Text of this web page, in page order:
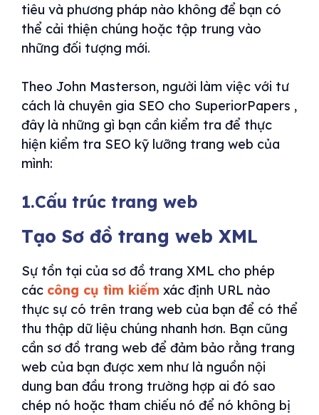
tiêu và phương pháp nào không để bạn có
thể cải thiện chúng hoặc tập trung vào
những đối tượng mới.
Theo John Masterson, người làm việc với tư
cách là chuyên gia SEO cho SuperiorPapers ,
đây là những gì bạn cần kiểm tra để thực
hiện kiểm tra SEO kỹ lưỡng trang web của
mình:
1.Cấu trúc trang web
Tạo Sơ đồ trang web XML
Sự tồn tại của sơ đồ trang XML cho phép
các công cụ tìm kiếm xác định URL nào
thực sự có trên trang web của bạn để có thể
thu thập dữ liệu chúng nhanh hơn. Bạn cũng
cần sơ đồ trang web để đảm bảo rằng trang
web của bạn được xem như là nguồn nội
dung ban đầu trong trường hợp ai đó sao
chép nó hoặc tham chiếu nó để nó không bị